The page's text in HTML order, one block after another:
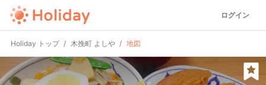
ログイン
Holiday トップ 木挽町 よしや 地図